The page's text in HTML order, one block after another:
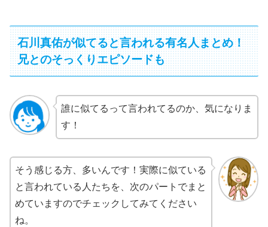
石川真佑が似てると言われる有名人まとめ！
兄とのそっくりエピソードも
誰に似てるって言われてるのか、気になりま
す！
そう感じる方、多いんです！実際に似ている
と言われている人たちを、次のパートでまと
めていますのでチェックしてみてください
ね。